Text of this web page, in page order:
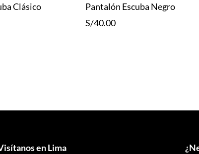
Clásico
Pantalón Escuba Negro
S/40.00
en Lima ¿